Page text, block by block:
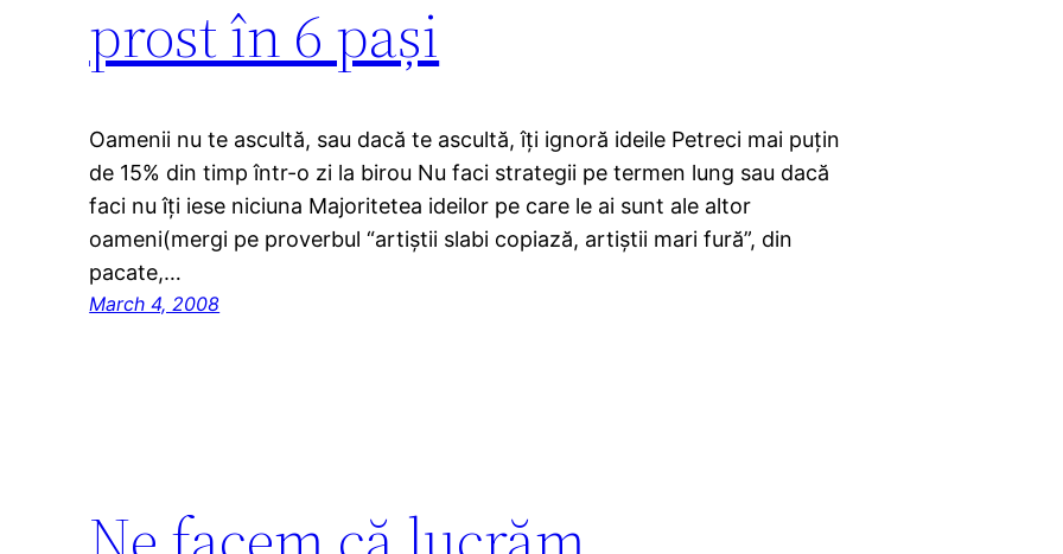
prost în 6 pași
Oamenii nu te ascultă, sau dacă te ascultă, îți ignoră ideile Petreci mai puțin
de 15% din timp într-o zi la birou Nu faci strategii pe termen lung sau dacă
faci nu îți iese niciuna Majoritetea ideilor pe care le ai sunt ale altor
oameni(mergi pe proverbul “artiștii slabi copiază, artiștii mari fură”, din
pacate,…
March 4, 2008